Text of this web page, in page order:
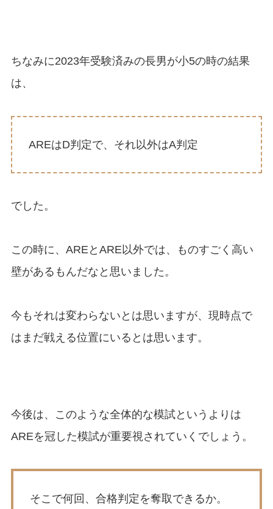
ちなみに2023年受験済みの長男が小5の時の結果
は、
AREはD判定で、それ以外はA判定
でした。
この時に、AREとARE以外では、ものすごく高い
壁があるもんだなと思いました。
今もそれは変わらないとは思いますが、現時点で
はまだ戦える位置にいるとは思います。
今後は、このような全体的な模試というよりは
AREを冠した模試が重要視されていくでしょう。
そこで何回、合格判定を奪取できるか。